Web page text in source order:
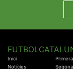
Inici
Notícies